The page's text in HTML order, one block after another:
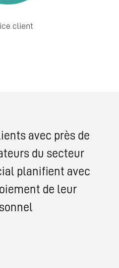
client
avec près de
du secteur
planifient avec
de leur